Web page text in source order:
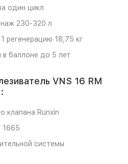
один цикл
230-320 л
регенерацию 18,75 кг
в баллоне до 5 лет
VNS 16 RM
клапана Runxin
1665
системы